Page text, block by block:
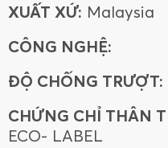
XUẤT XỨ: Malaysia
CÔNG NGHỆ:
ĐỘ CHỐNG TRƯỢT:
CHỨNG CHỈ THÂN
ECO- LABEL